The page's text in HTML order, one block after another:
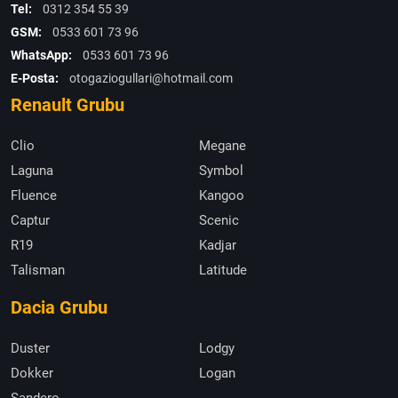
Tel:
0312 354 55 39
GSM:
0533 601 73 96
WhatsApp:
0533 601 73 96
E-Posta:
otogaziogullari@hotmail.com
Renault Grubu
Clio
Megane
Laguna
Symbol
Fluence
Kangoo
Captur
Scenic
R19
Kadjar
Talisman
Latitude
Dacia Grubu
Duster
Lodgy
Dokker
Logan